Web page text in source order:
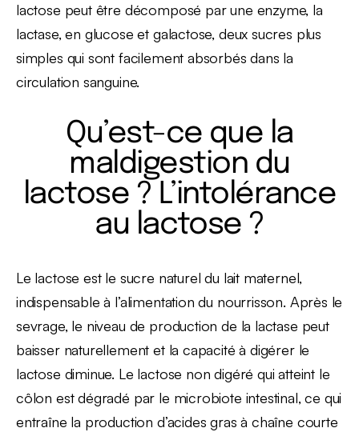
lactose peut être décomposé par une enzyme, la
lactase, en glucose et galactose, deux sucres plus
simples qui sont facilement absorbés dans la
circulation sanguine.
Qu’est-ce que la
maldigestion du
lactose ? L’intolérance
au lactose ?
Le lactose est le sucre naturel du lait maternel,
indispensable à l’alimentation du nourrisson. Après le
sevrage, le niveau de production de la lactase peut
baisser naturellement et la capacité à digérer le
lactose diminue. Le lactose non digéré qui atteint le
côlon est dégradé par le microbiote intestinal, ce qui
entraîne la production d’acides gras à chaîne courte